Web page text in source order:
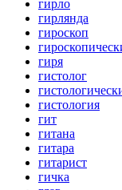
гирло
гирлянда
гироскоп
гиря
гистолог
гистология
гит
гитана
гитара
гитарист
гичка